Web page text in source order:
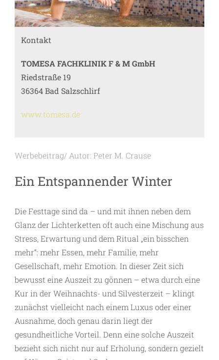
Kontakt
TOMESA FACHKLINIK F & M GmbH
Riedstraße 19
36364 Bad Salzschlirf
www.tomesa.de
Werbebeitrag/ Autor: Peter M. Crause
Ein Entspannender Winter
Die Festtage sind da – und mit ihnen neben dem
Glanz der Lichterketten oft auch eine Mischung aus
Stress, Erwartung und dem Ritual „ein bisschen
mehr“: mehr Essen, mehr ­Familie, mehr
Gesellschaft, mehr Emotion. In dieser Zeit sich
bewusst eine Auszeit zu gönnen – etwa durch eine
Kur in der Weihnachts- und Silvesterzeit – klingt
zunächst vielleicht nach einem Luxus oder einer
Ausnahme, doch genau darin liegt der
gesundheitliche Vorteil. Denn eine solche Auszeit
bezieht sich nicht nur auf Erholung, sondern gezielt